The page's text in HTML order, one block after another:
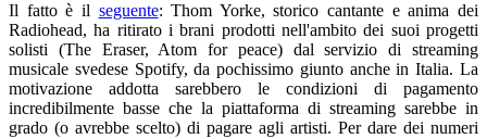
Il fatto è il seguente: Thom Yorke, storico cantante e anima dei
Radiohead, ha ritirato i brani prodotti nell'ambito dei suoi progetti
solisti (The Eraser, Atom for peace) dal servizio di streaming
musicale svedese Spotify, da pochissimo giunto anche in Italia. La
motivazione addotta sarebbero le condizioni di pagamento
incredibilmente basse che la piattaforma di streaming sarebbe in
grado (o avrebbe scelto) di pagare agli artisti. Per dare dei numeri